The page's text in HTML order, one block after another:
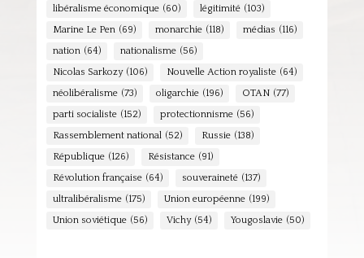
libéralisme économique (60) légitimité (103)
Marine Le Pen (69) monarchie (118) médias (116)
nation (64) nationalisme (56)
Nicolas Sarkozy (106) Nouvelle Action royaliste (64)
néolibéralisme (73) oligarchie (196) OTAN (77)
parti socialiste (152) protectionnisme (56)
Rassemblement national (52) Russie (138)
République (126) Résistance (91)
Révolution française (64) souveraineté (137)
ultralibéralisme (175) Union européenne (199)
Union soviétique (56) Vichy (54) Yougoslavie (50)